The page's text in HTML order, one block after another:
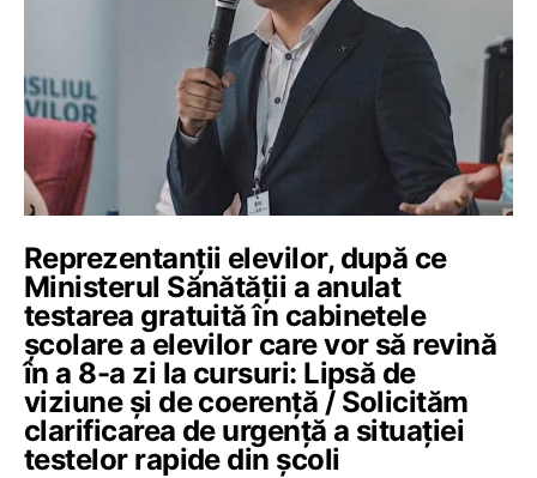
Reprezentanții elevilor, după ce
Ministerul Sănătății a anulat
testarea gratuită în cabinetele
școlare a elevilor care vor să revină
în a 8-a zi la cursuri: Lipsă de
viziune și de coerență / Solicităm
clarificarea de urgență a situației
testelor rapide din școli